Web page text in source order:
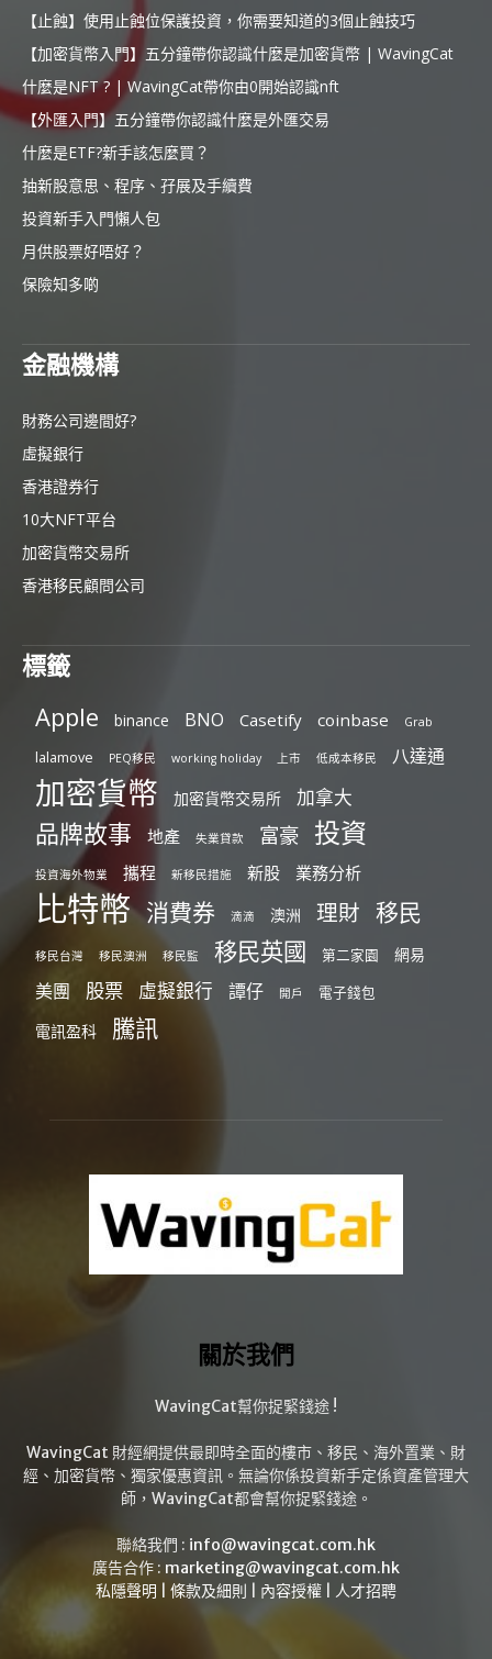
【止蝕】使用止蝕位保護投資，你需要知道的3個止蝕技巧
【加密貨幣入門】五分鐘帶你認識什麼是加密貨幣 | WavingCat
什麼是NFT ? | WavingCat帶你由0開始認識nft
【外匯入門】五分鐘帶你認識什麼是外匯交易
什麼是ETF?新手該怎麼買？
抽新股意思、程序、孖展及手續費
投資新手入門懶人包
月供股票好唔好？
保險知多啲
金融機構
財務公司邊間好?
虛擬銀行
香港證券行
10大NFT平台
加密貨幣交易所
香港移民顧問公司
標籤
Apple binance BNO Casetify coinbase Grab
lalamove PEQ移民 working holiday 上市 低成本移民 八達通
加密貨幣 加密貨幣交易所 加拿大
品牌故事 地產 失業貸款 富豪 投資
投資海外物業 攜程 新移民措施 新股 業務分析
比特幣 消費券 滴滴 澳洲 理財 移民
移民台灣 移民澳洲 移民監 移民英國 第二家園 網易
美團 股票 虛擬銀行 譚仔 開戶 電子錢包
電訊盈科 騰訊
關於我們
WavingCat幫你捉緊錢途 !
WavingCat 財經網提供最即時全面的樓市、移民、海外置業、財
經、加密貨幣、獨家優惠資訊。無論你係投資新手定係資產管理大
師，WavingCat都會幫你捉緊錢途。
聯絡我們 : info@wavingcat.com.hk
廣告合作 : marketing@wavingcat.com.hk
私隱聲明
條款及細則 內容授權 人才招聘